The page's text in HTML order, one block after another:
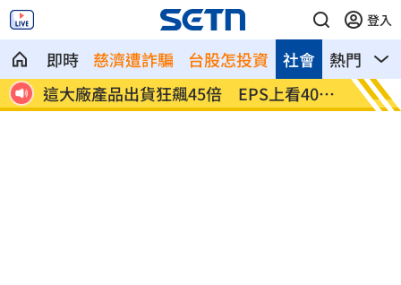
登入
即時 慈濟遭詐騙 台股怎投資 熱門 影
社會
相信黃仁勳？喊逢低買AI股績效曝光 兒女